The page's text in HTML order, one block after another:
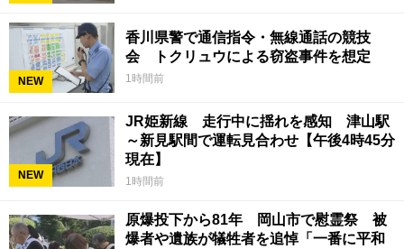
NEW
香川県警で通信指令・無線通話の競技
会 トクリュウによる窃盗事件を想定
1時間前
NEW
JR姫新線 走行中に揺れを感知 津山駅
～新見駅間で運転見合わせ【午後4時45分
現在】
1時間前
原爆投下から81年 岡山市で慰霊祭 被
爆者や遺族が犠牲者を追悼「一番に平和